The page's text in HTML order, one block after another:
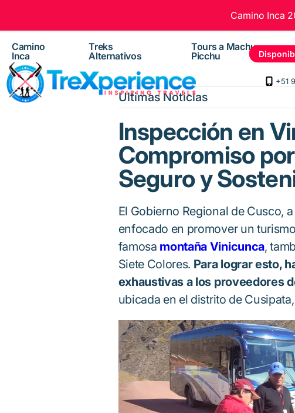
Camino Inca
+51
Camino
Inca
Treks
Alternativos
Tours a Machu
Picchu
Ultimas Noticias
Inspección en
Compromiso
Seguro y
El Gobierno Regional de Cusco,
enfocado en promover un
famosa montaña Vinicunca,
Siete Colores. Para lograr esto,
exhaustivas a los proveedores
ubicada en el distrito de